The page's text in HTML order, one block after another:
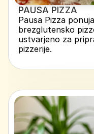
PAUSA PIZZA
Pausa Pizza
brezglutensko
ustvarjeno za
pizzerije.